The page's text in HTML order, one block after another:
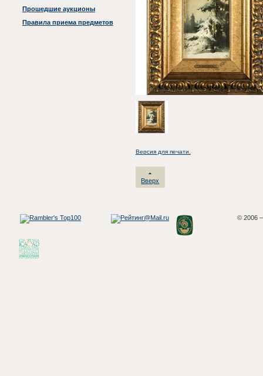
Прошедшие аукционы
Правила приема предметов
Версия для печати.
Вверх
© 2006